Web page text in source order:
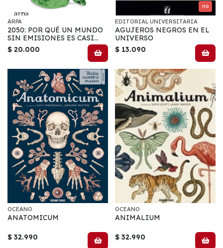
ARPA
2050: POR QUÉ UN MUNDO
SIN EMISIONES ES CASI
IMPOSIBLE
$ 20.000
no
EDITORIAL UNIVERSITARIA
AGUJEROS NEGROS EN EL
UNIVERSO
$ 13.090
OCEANO
ANATOMICUM
$ 32.990
OCEANO
ANIMALIUM
$ 32.990